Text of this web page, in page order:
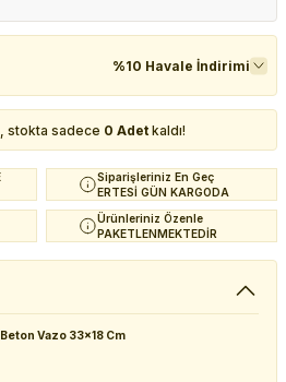
%10 Havale İndirimi
stokta sadece 0 Adet kaldı!
Siparişleriniz En Geç
ERTESİ GÜN KARGODA
Ürünleriniz Özenle
PAKETLENMEKTEDİR
Vazo 33x18 Cm